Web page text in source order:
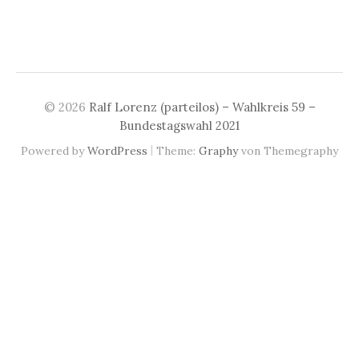
© 2026 Ralf Lorenz (parteilos) – Wahlkreis 59 –
Bundestagswahl 2021
Powered byWordPress | Theme: Graphyvon Themegraphy